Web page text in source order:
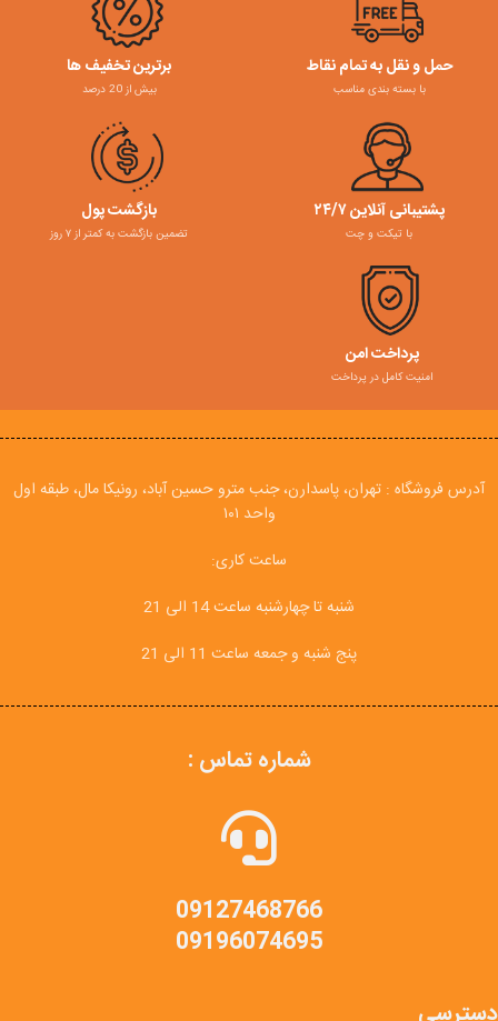
حمل و نقل به تمام نقاط
با بسته بندی مناسب
برترین تخفیف ها
بیش از 20 درصد
پشتیبانی آنلاین ۲۴/۷
با تیکت و چت
بازگشت پول
تضمین بازگشت به کمتر از ۷ روز
پرداخت امن
امنیت کامل در پرداخت
آدرس فروشگاه : تهران، پاسدارن، جنب مترو حسین آباد، رونیکا مال، طبقه اول
واحد ۱۰۱
ساعت کاری:
شنبه تا چهارشنبه ساعت 14 الی 21
پنج شنبه و جمعه ساعت 11 الی 21
شماره تماس :
09127468766
09196074695
دسترسی